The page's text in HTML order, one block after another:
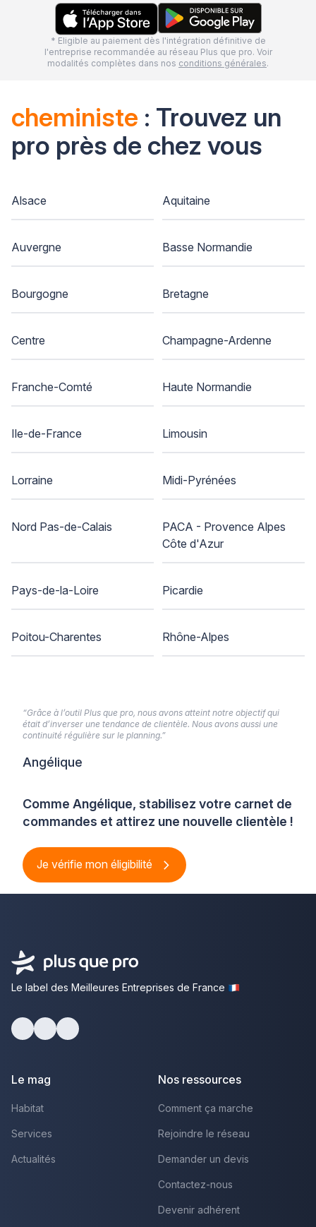
* Eligible au paiement dès l'intégration définitive de
l'entreprise recommandée au réseau Plus que pro. Voir
modalités complètes dans nos conditions générales.
cheministe : Trouvez un
pro près de chez vous
Alsace Aquitaine
Auvergne Basse Normandie
Bourgogne Bretagne
Centre Champagne-Ardenne
Franche-Comté Haute Normandie
Ile-de-France Limousin
Lorraine Midi-Pyrénées
Nord Pas-de-Calais
PACA - Provence Alpes
Côte d'Azur
Pays-de-la-Loire Picardie
Poitou-Charentes Rhône-Alpes
Comme Angélique, stabilisez votre carnet de
commandes et attirez une nouvelle clientèle !
Je vérifie mon éligibilité
“Grâce à l’outil Plus que pro, nous avons atteint notre objectif qui
était d’inverser une tendance de clientèle. Nous avons aussi une
continuité régulière sur le planning.”
Angélique
Le label des Meilleures Entreprises de France
Le mag
Habitat
Services
Actualités
Nos ressources
Comment ça marche
Rejoindre le réseau
Demander un devis
Contactez-nous
Devenir adhérent